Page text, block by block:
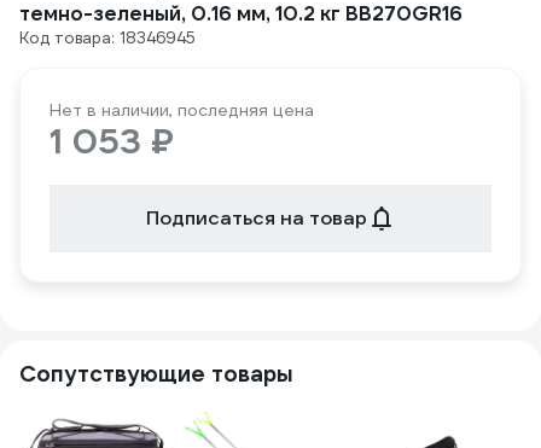
темно-зеленый, 0.16 мм, 10.2 кг BB270GR16
Код товара: 18346945
Нет в наличии, последняя цена
1 053 ₽
Подписаться на товар
Сопутствующие товары